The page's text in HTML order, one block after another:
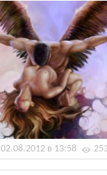
02.08.2012 в 13:58